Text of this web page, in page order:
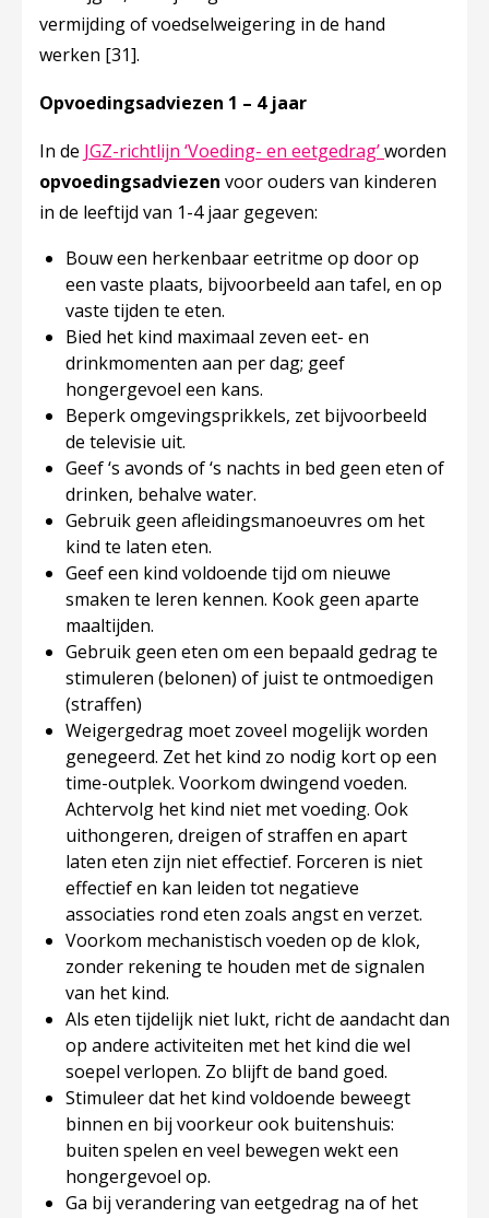
vermijding of voedselweigering in de hand
werken [31].
Opvoedingsadviezen 1 – 4 jaar
In de JGZ-richtlijn ‘Voeding- en eetgedrag’Deze linkt
worden
opvoedingsadviezen ​ voor ouders van kinderen
in de leeftijd van 1-4 jaar gegeven:
Bouw een herkenbaar eetritme op door op
een vaste plaats, bijvoorbeeld aan tafel, en op
vaste tijden te eten.
Bied het kind maximaal zeven eet- en
drinkmomenten aan per dag; geef
hongergevoel een kans.
Beperk omgevingsprikkels, zet bijvoorbeeld
de televisie uit.
Geef ‘s avonds of ‘s nachts in bed geen eten of
drinken, behalve water.
Gebruik geen afleidingsmanoeuvres om het
kind te laten eten.
Geef een kind voldoende tijd om nieuwe
smaken te leren kennen. Kook geen aparte
maaltijden.
Gebruik geen eten om een bepaald gedrag te
stimuleren (belonen) of juist te ontmoedigen
(straffen)
Weigergedrag moet zoveel mogelijk worden
genegeerd. Zet het kind zo nodig kort op een
time-outplek. Voorkom dwingend voeden.
Achtervolg het kind niet met voeding. Ook
uithongeren, dreigen of straffen en apart
laten eten zijn niet effectief. Forceren is niet
effectief en kan leiden tot negatieve
associaties rond eten zoals angst en verzet.
Voorkom mechanistisch voeden op de klok,
zonder rekening te houden met de signalen
van het kind.
Als eten tijdelijk niet lukt, richt de aandacht dan
op andere activiteiten met het kind die wel
soepel verlopen. Zo blijft de band goed.
Stimuleer dat het kind voldoende beweegt
binnen en bij voorkeur ook buitenshuis:
buiten spelen en veel bewegen wekt een
hongergevoel op.
Ga bij verandering van eetgedrag na of het